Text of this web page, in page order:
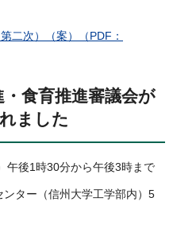
二次）（案）（PDF：
食育推進審議会が
ました
午後1時30分から午後3時まで
ター（信州大学工学部内）5